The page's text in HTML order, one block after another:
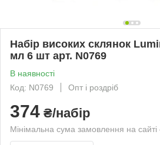
Набір високих склянок
мл 6 шт арт. N0769
В наявності
Код: N0769
Опт і роздріб
374 ₴/набір
Мінімальна сума замовлення на